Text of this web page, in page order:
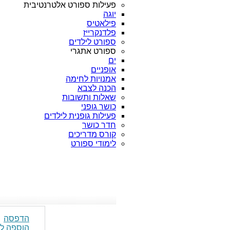
פעילות ספורט אלטרנטיבית
יוגה
פילאטיס
פלדנקרייז
ספורט לילדים
ספורט אתגרי
ים
אופניים
אמנויות לחימה
הכנה לצבא
שאלות ותשובות
כושר גופני
פעילות גופנית לילדים
חדר כושר
קורס מדריכים
לימודי ספורט
הדפסה
הוספה